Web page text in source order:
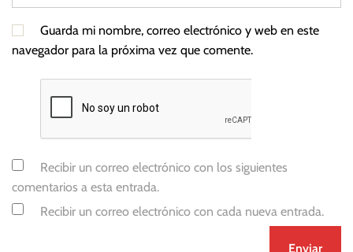
t
i
Guarda mi nombre, correo electrónico y web en este
navegador para la próxima vez que comente.
Recibir un correo electrónico con los siguientes
comentarios a esta entrada.
Recibir un correo electrónico con cada nueva entrada.